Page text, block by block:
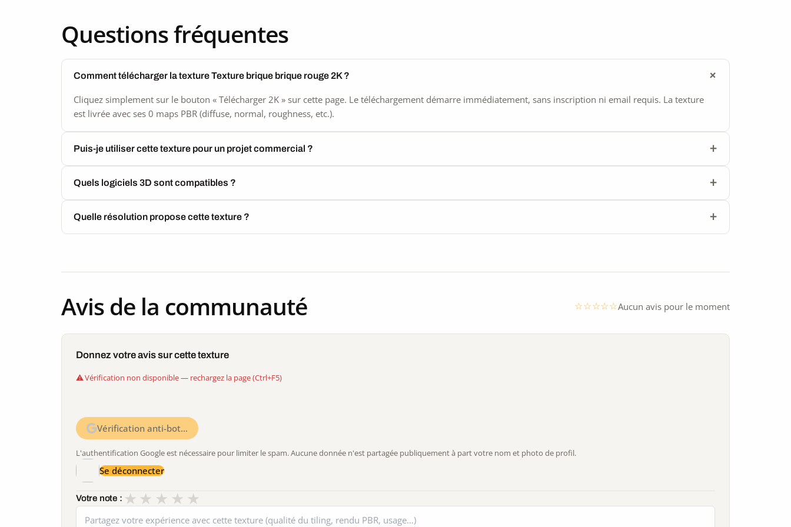
Questions fréquentes
Comment télécharger la texture Texture brique brique rouge 2K ?
Cliquez simplement sur le bouton « Télécharger 2K » sur cette page. Le téléchargement démarre immédiatement, sans inscription ni email requis. La texture
est livrée avec ses 0 maps PBR (diffuse, normal, roughness, etc.).
Puis-je utiliser cette texture pour un projet commercial ?
Quels logiciels 3D sont compatibles ?
Quelle résolution propose cette texture ?
Avis de la communauté Aucun avis pour le moment
Donnez votre avis sur cette texture
Vérification non disponible — rechargez la page (Ctrl+F5)
Vérification anti-bot…
L'authentification Google est nécessaire pour limiter le spam. Aucune donnée n'est partagée publiquement à part votre nom et photo de profil.
Se déconnecter
Votre note : ★
★
★
★
★